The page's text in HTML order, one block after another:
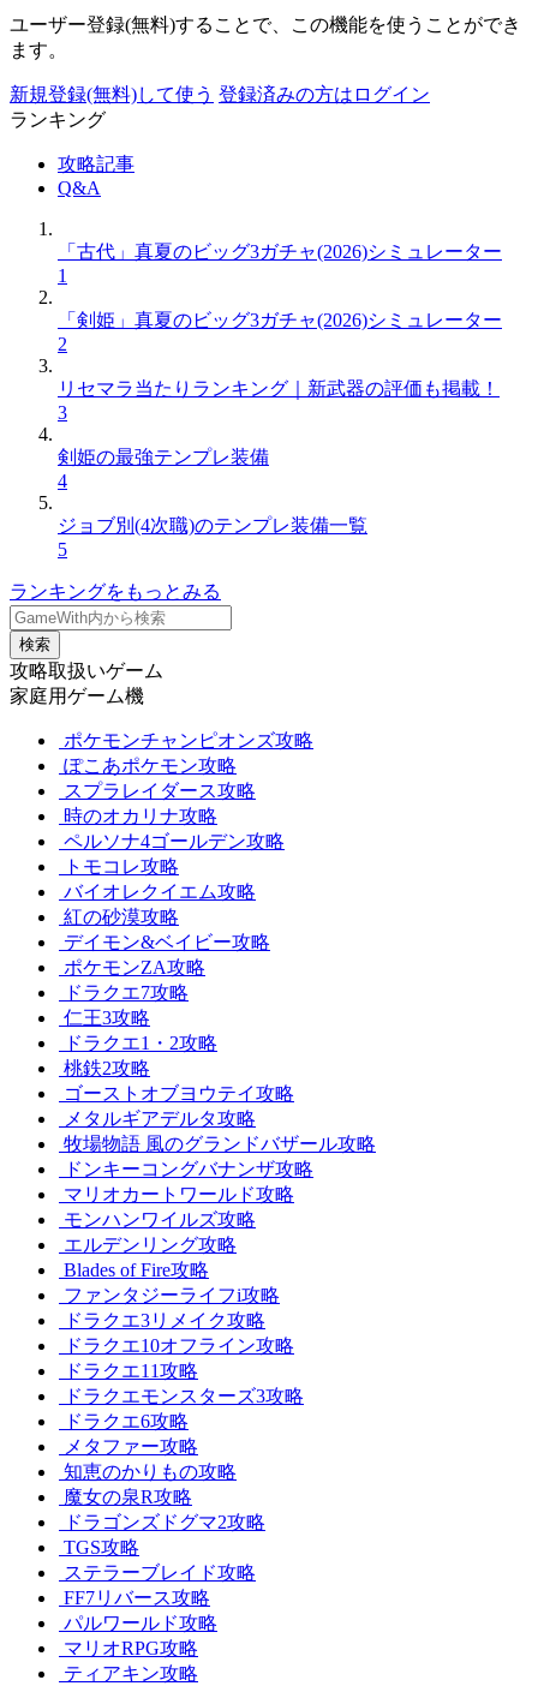
ユーザー登録(無料)することで、この機能を使うことができ
ます。
新規登録(無料)して使う 登録済みの方はログイン
ランキング
攻略記事
Q&A
「古代」真夏のビッグ3ガチャ(2026)シミュレーター
1
「剣姫」真夏のビッグ3ガチャ(2026)シミュレーター
2
リセマラ当たりランキング｜新武器の評価も掲載！
3
剣姫の最強テンプレ装備
4
ジョブ別(4次職)のテンプレ装備一覧
5
ランキングをもっとみる
検索
攻略取扱いゲーム
家庭用ゲーム機
ポケモンチャンピオンズ攻略
ぽこあポケモン攻略
スプラレイダース攻略
時のオカリナ攻略
ペルソナ4ゴールデン攻略
トモコレ攻略
バイオレクイエム攻略
紅の砂漠攻略
デイモン&ベイビー攻略
ポケモンZA攻略
ドラクエ7攻略
仁王3攻略
ドラクエ1・2攻略
桃鉄2攻略
ゴーストオブヨウテイ攻略
メタルギアデルタ攻略
牧場物語 風のグランドバザール攻略
ドンキーコングバナンザ攻略
マリオカートワールド攻略
モンハンワイルズ攻略
エルデンリング攻略
Blades of Fire攻略
ファンタジーライフi攻略
ドラクエ3リメイク攻略
ドラクエ10オフライン攻略
ドラクエ11攻略
ドラクエモンスターズ3攻略
ドラクエ6攻略
メタファー攻略
知恵のかりもの攻略
魔女の泉R攻略
ドラゴンズドグマ2攻略
TGS攻略
ステラーブレイド攻略
FF7リバース攻略
パルワールド攻略
マリオRPG攻略
ティアキン攻略